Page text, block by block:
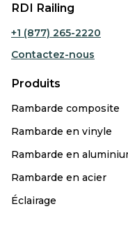
RDI Railing
+1 (877) 265-2220
Contactez-nous
Produits
Rambarde composite
Rambarde en vinyle
Rambarde en
Rambarde en acier
Éclairage